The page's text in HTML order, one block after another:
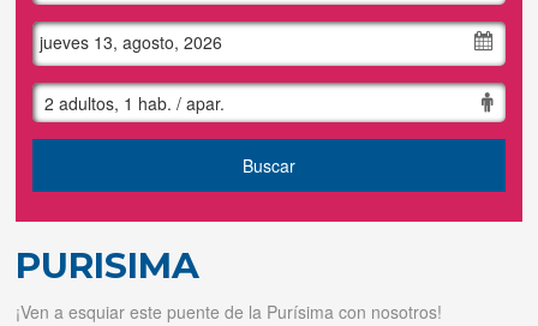
Grupos
Contacto
Tus reservas
jueves 13, agosto, 2026
2 adultos, 1 hab. / apar.
Buscar
PURISIMA
¡Ven a esquiar este puente de la Purísima con nosotros!